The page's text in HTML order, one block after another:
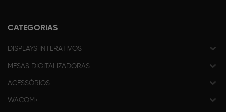
CATEGORIAS
DISPLAYS INTERATIVOS
MESAS DIGITALIZADORAS
ACESSÓRIOS
WACOM+